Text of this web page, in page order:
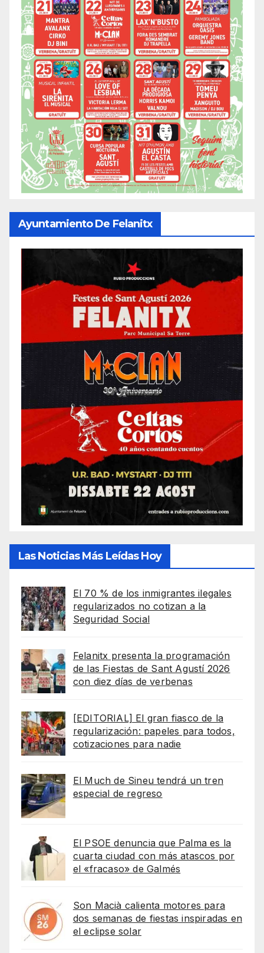
Ayuntamiento De Felanitx
Las Noticias Más Leídas Hoy
El 70 % de los inmigrantes ilegales
regularizados no cotizan a la
Seguridad Social
Felanitx presenta la programación
de las Fiestas de Sant Agustí 2026
con diez días de verbenas
[EDITORIAL] El gran fiasco de la
regularización: papeles para todos,
cotizaciones para nadie
El Much de Sineu tendrá un tren
especial de regreso
El PSOE denuncia que Palma es la
cuarta ciudad con más atascos por
el «fracaso» de Galmés
Son Macià calienta motores para
dos semanas de fiestas inspiradas en
el eclipse solar